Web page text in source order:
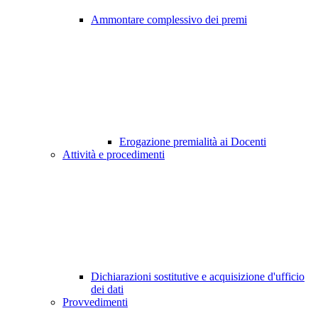
Ammontare complessivo dei premi
Erogazione premialità ai Docenti
Attività e procedimenti
Dichiarazioni sostitutive e acquisizione d'ufficio
dei dati
Provvedimenti